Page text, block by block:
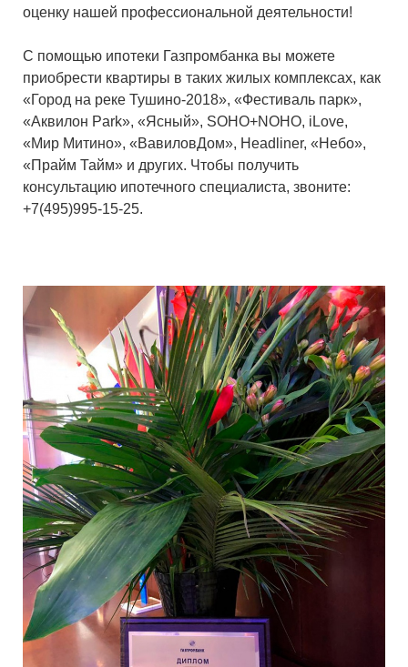
оценку нашей профессиональной деятельности!
С помощью ипотеки Газпромбанка вы можете
приобрести квартиры в таких жилых комплексах, как
«Город на реке Тушино-2018», «Фестиваль парк»,
«Аквилон Park», «Ясный», SOHO+NOHO, iLove,
«Мир Митино», «ВавиловДом», Headliner, «Небо»,
«Прайм Тайм» и других. Чтобы получить
консультацию ипотечного специалиста, звоните:
+7(495)995-15-25.